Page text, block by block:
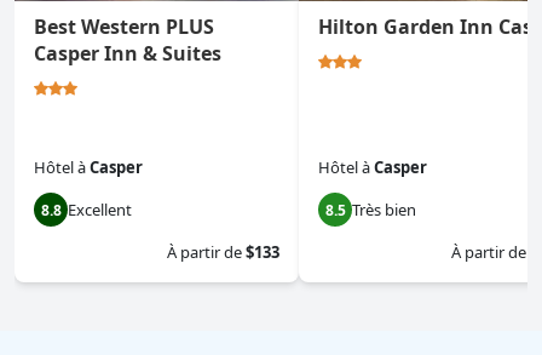
Best Western PLUS
Casper Inn & Suites
HôtelàCasper
8.8 Excellent
À partir de$133
Hilton Garden Inn
HôtelàCasper
8.5 Très bien
À partir de